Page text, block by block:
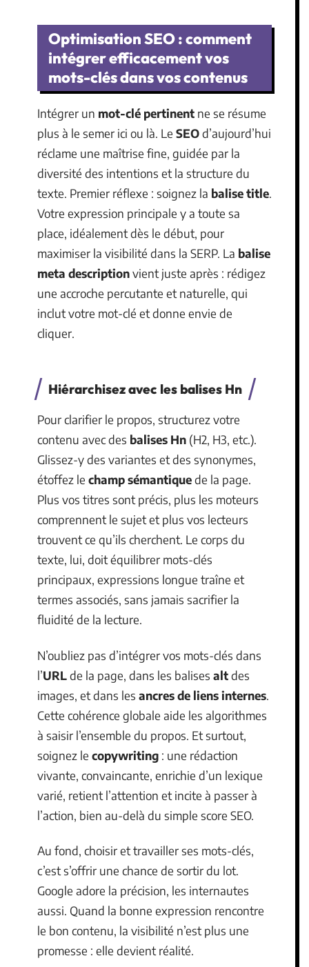
Optimisation SEO : comment
intégrer efficacement vos
mots-clés dans vos contenus
Intégrer un mot-clé pertinent ne se résume
plus à le semer ici ou là. Le SEOd’aujourd’hui
réclame une maîtrise fine, guidée par la
diversité des intentions et la structure du
texte. Premier réflexe : soignez la balise title.
Votre expression principale y a toute sa
place, idéalement dès le début, pour
maximiser la visibilité dans la SERP. La balise
meta descriptionvient juste après : rédigez
une accroche percutante et naturelle, qui
inclut votre mot-clé et donne envie de
cliquer.
Hiérarchisez avec les balises Hn
Pour clarifier le propos, structurez votre
contenu avec des balises Hn (H2, H3, etc.).
Glissez-y des variantes et des synonymes,
étoffez le champ sémantiquede la page.
Plus vos titres sont précis, plus les moteurs
comprennent le sujet et plus vos lecteurs
trouvent ce qu’ils cherchent. Le corps du
texte, lui, doit équilibrer mots-clés
principaux, expressions longue traîne et
termes associés, sans jamais sacrifier la
fluidité de la lecture.
N’oubliez pas d’intégrer vos mots-clés dans
l’URLde la page, dans les balises altdes
images, et dans les ancres de liens internes.
Cette cohérence globale aide les algorithmes
à saisir l’ensemble du propos. Et surtout,
soignez le copywriting : une rédaction
vivante, convaincante, enrichie d’un lexique
varié, retient l’attention et incite à passer à
l’action, bien au-delà du simple score SEO.
Au fond, choisir et travailler ses mots-clés,
c’est s’offrir une chance de sortir du lot.
Google adore la précision, les internautes
aussi. Quand la bonne expression rencontre
le bon contenu, la visibilité n’est plus une
promesse : elle devient réalité.